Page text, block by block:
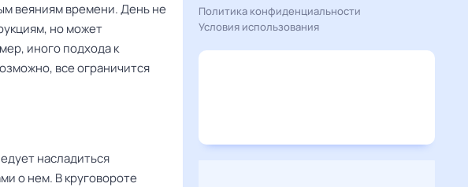
веяниям времени. День не
но может
иного подхода к
все ограничится
едует насладиться
о нем. В круговороте
Политика конфиденциальности
Условия использования